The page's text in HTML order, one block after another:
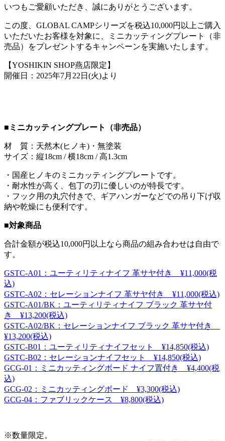
いつもご愛顧いただき、誠にありがとうございます。
この度、GLOBAL CAMPシリーズを税込10,000円以上ご購入
いただいたお客様を対象に、ミニカッティングプレート（非
売品）をプレゼントするキャンペーンを実施いたします。
【YOSHIKIN SHOP燕店限定】
開催日：2025年7月22日(火)より
■ ミニカッティングプレート（非売品）
材 質：天然木(ヒノキ)・無塗装
サイズ：縦18cm / 横18cm / 高1.3cm
・国産ヒノキのミニカッティングプレートです。
・耐水性が高く、包丁の刃に優しいのが特長です。
・フック用の丸穴付きで、ギアハンガーなどでの吊り下げ収
納や乾燥にも便利です。
■対象商品
合計金額が税込10,000円以上なら商品の組み合わせは自由で
す。
GSTC-A01：ユーティリティナイフ 革サヤ付き ¥11,000(税
込)
GSTC-A02：セレーションナイフ 革サヤ付き ¥11,000(税込)
GSTC-A01/BK：ユーティリティナイフ ブラック 革サヤ付
き ¥13,200(税込)
GSTC-A02/BK：セレーションナイフ ブラック 革サヤ付き
¥13,200(税込)
GSTC-B01：ユーティリティナイフセット ¥14,850(税込)
GSTC-B02：セレーションナイフセット ¥14,850(税込)
GCG-01：ミニカッティングボード ナイフ置付き ¥4,400(税
込)
GCG-02：ミニカッティングボード ¥3,300(税込)
GCG-04：ファブリックケース ¥8,800(税込)
※数量限定。